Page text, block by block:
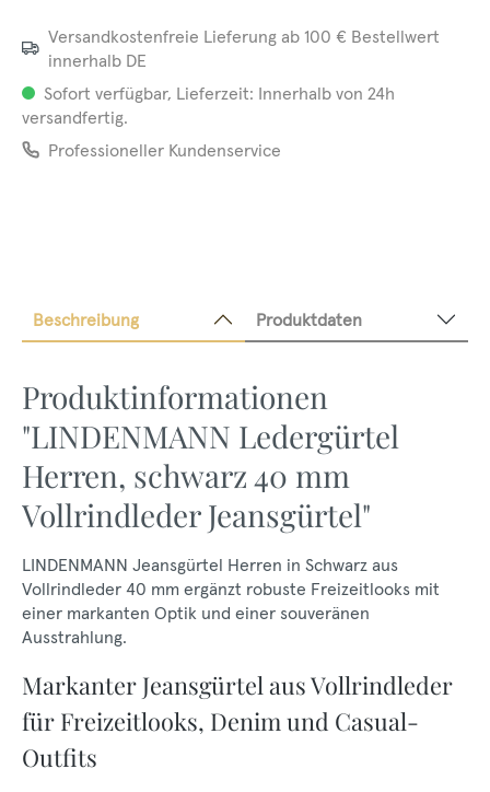
Versandkostenfreie Lieferung ab 100 € Bestellwert
innerhalb DE
Sofort verfügbar, Lieferzeit: Innerhalb von 24h
versandfertig.
Professioneller Kundenservice
Beschreibung Produktdaten
Produktinformationen
"LINDENMANN Ledergürtel
Herren, schwarz 40 mm
Vollrindleder Jeansgürtel"
LINDENMANN Jeansgürtel Herren in Schwarz aus
Vollrindleder 40 mm ergänzt robuste Freizeitlooks mit
einer markanten Optik und einer souveränen
Ausstrahlung.
Markanter Jeansgürtel aus Vollrindleder
für Freizeitlooks, Denim und Casual-
Outfits